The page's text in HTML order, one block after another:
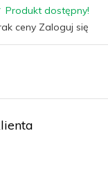
Produkt dostępny!
ceny Zaloguj się